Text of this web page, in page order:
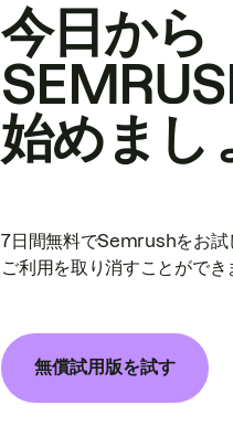
今日から
始めまし
7日間無料でSemrushをお試
ご利用を取り消すことができ
無償試用版を試す